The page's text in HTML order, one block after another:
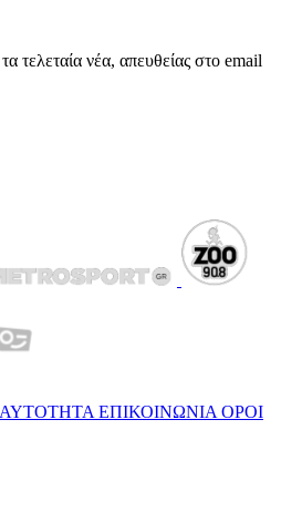
τελεταία νέα, απευθείας στο email
ΕΠΙΚΟΙΝΩΝΙΑ ΟΡΟΙ